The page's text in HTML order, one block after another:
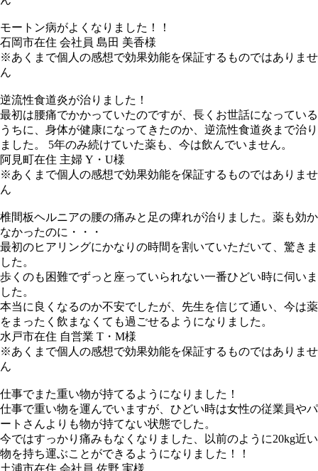
モートン病がよくなりました！！
石岡市在住 会社員 島田 美香様
※あくまで個人の感想で効果効能を保証するものではありませ
ん
逆流性食道炎が治りました！
最初は腰痛でかかっていたのですが、長くお世話になっている
うちに、身体が健康になってきたのか、逆流性食道炎まで治り
ました。 5年のみ続けていた薬も、今は飲んでいません。
阿見町在住 主婦 Y・U様
※あくまで個人の感想で効果効能を保証するものではありませ
ん
椎間板ヘルニアの腰の痛みと足の痺れが治りました。薬も効か
なかったのに・・・
最初のヒアリングにかなりの時間を割いていただいて、驚きま
した。
歩くのも困難でずっと座っていられない一番ひどい時に伺いま
した。
本当に良くなるのか不安でしたが、先生を信じて通い、今は薬
をまったく飲まなくても過ごせるようになりました。
水戸市在住 自営業 T・M様
※あくまで個人の感想で効果効能を保証するものではありませ
ん
仕事でまた重い物が持てるようになりました！
仕事で重い物を運んでいますが、ひどい時は女性の従業員やパ
ートさんよりも物が持てない状態でした。
今ではすっかり痛みもなくなりました、以前のように20kg近い
物を持ち運ぶことができるようになりました！！
土浦市在住 会社員 佐野 実様